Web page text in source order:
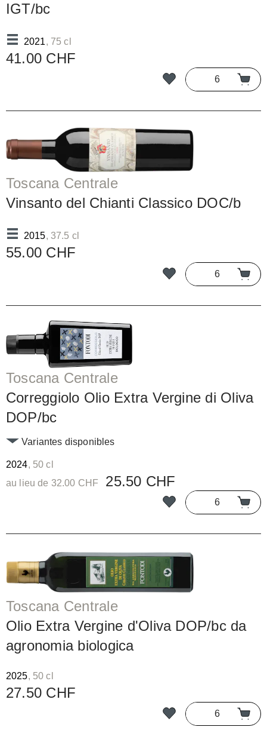
IGT/bc
2021, 75 cl
41.00 CHF
Toscana Centrale
Vinsanto del Chianti Classico DOC/b
2015, 37.5 cl
55.00 CHF
Toscana Centrale
Correggiolo Olio Extra Vergine di Oliva
DOP/bc
2024, 50 cl
Variantes disponibles
au lieu de 32.00 CHF 25.50 CHF
Toscana Centrale
Olio Extra Vergine d'Oliva DOP/bc da
agronomia biologica
2025, 50 cl
27.50 CHF